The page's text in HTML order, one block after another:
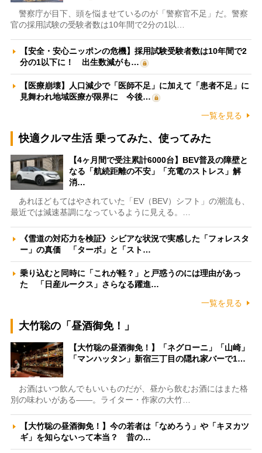
警察庁が目下、頭を悩ませているのが「警察官不足」だ。警察
官の採用試験の受験者数は10年間で2分の1以…
【安全・安心ニッポンの危機】採用試験受験者数は10年間で2
分の1以下に！ 出生数減がも…
【医療崩壊】人口減少で「医師不足」に加えて「患者不足」に
見舞われ地域医療が限界に 今後…
一覧を見る
快適クルマ生活 乗ってみた、使ってみた
【4ヶ月間で受注累計6000台】BEV普及の障壁と
なる「航続距離の不安」「充電のストレス」解
消…
あれほどもてはやされていた「EV（BEV）シフト」の潮流も、
最近では減速基調になっているように見える。…
《雪道の対応力を検証》シビアな状況で実感した「フォレスタ
ー」の真価 「ターボ」と「スト…
乗り込むと同時に「これが軽？」と戸惑うのには理由があっ
た 「日産ルークス」さらなる躍進…
一覧を見る
大竹聡の「昼酒御免！」
【大竹聡の昼酒御免！】「ネグローニ」「山崎」
「マンハッタン」新宿三丁目の隠れ家バーで1…
お酒はいつ飲んでもいいものだが、昼から飲むお酒にはまた格
別の味わいがある――。ライター・作家の大竹…
【大竹聡の昼酒御免！】今の若者は「なめろう」や「キヌカツ
ギ」を知らないって本当？ 昔の…